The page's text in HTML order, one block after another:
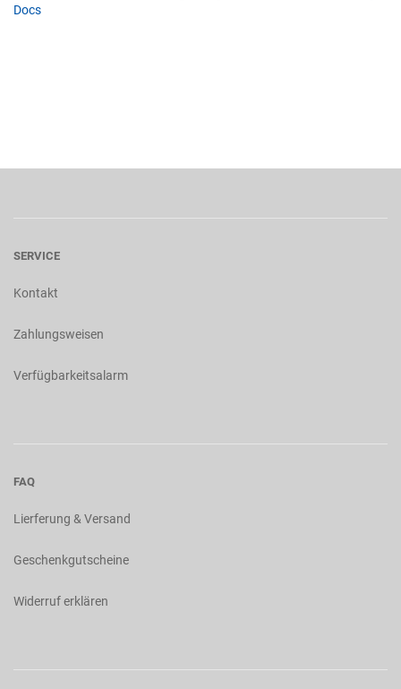
Docs
SERVICE
Kontakt
Zahlungsweisen
Verfügbarkeitsalarm
FAQ
Lierferung & Versand
Geschenkgutscheine
Widerruf erklären